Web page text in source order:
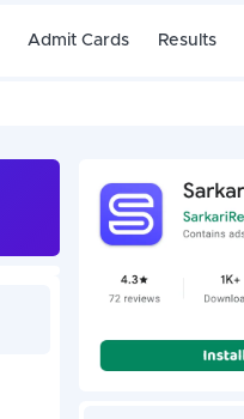
Admit Cards Results